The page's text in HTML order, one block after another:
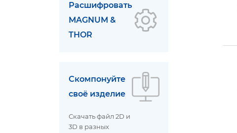
Расшифровать
MAGNUM &
THOR
Скомпонуйте
своё изделие
Скачать файл 2D и
3D в разных